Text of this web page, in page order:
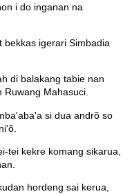
i do inganan na
bekkas igerari Simbadia
di balakang tabie nan
Ruwang Mahasuci.
si dua andrõ so
tei kekre komang sikarua,
hordeng sai kerua,